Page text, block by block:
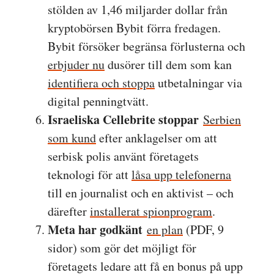
stölden av 1,46 miljarder dollar från
kryptobörsen Bybit förra fredagen.
Bybit försöker begränsa förlusterna och
erbjuder nudusörer till dem som kan
identifiera och stoppautbetalningar via
digital penningtvätt.
Israeliska Cellebrite stoppar Serbien
som kundefter anklagelser om att
serbisk polis använt företagets
teknologi för attlåsa upp telefonerna
till en journalist och en aktivist – och
därefterinstallerat spionprogram.
Meta har godkänt en plan (PDF, 9
sidor) som gör det möjligt för
företagets ledare att få en bonus på upp